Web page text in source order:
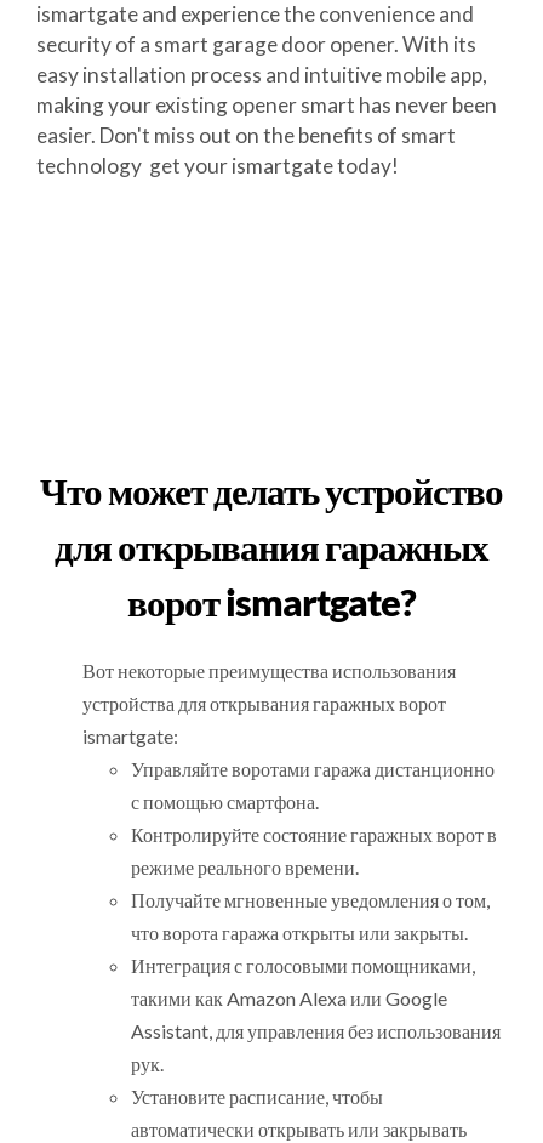
ismartgate and experience the convenience and
security of a smart garage door opener. With its
easy installation process and intuitive mobile app,
making your existing opener smart has never been
easier. Don't miss out on the benefits of smart
technology  get your ismartgate today!
Что может делать устройство
для открывания гаражных
ворот ismartgate?
Вот некоторые преимущества использования
устройства для открывания гаражных ворот
ismartgate:
Управляйте воротами гаража дистанционно
с помощью смартфона.
Контролируйте состояние гаражных ворот в
режиме реального времени.
Получайте мгновенные уведомления о том,
что ворота гаража открыты или закрыты.
Интеграция с голосовыми помощниками,
такими как Amazon Alexa или Google
Assistant, для управления без использования
рук.
Установите расписание, чтобы
автоматически открывать или закрывать